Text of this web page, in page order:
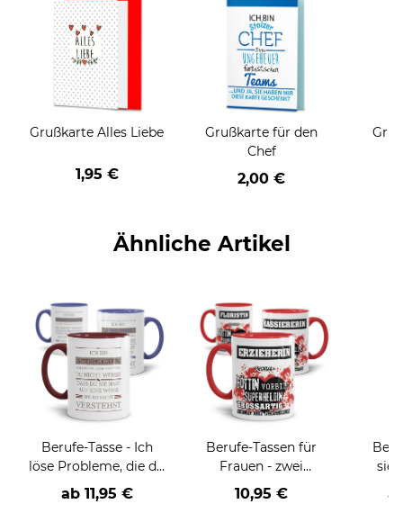
Grußkarte Alles Liebe
1,95 €
Grußkarte für den
Chef
2,00 €
Ähnliche Artikel
Berufe-Tasse - Ich
löse Probleme, die du
nicht verstehst -
verschiedene Berufe
ab 11,95 €
Berufe-Tassen für
Frauen - zwei
Farbvarianten
10,95 €